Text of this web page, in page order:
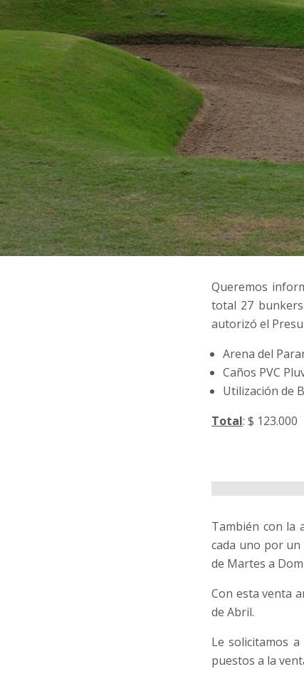
Queremos
total 27
autorizó el
Arena del
Caños PVC
Utilización de
Total: $ 123.000
También con la
cada uno por un
de Martes a
Con esta venta
de Abril.
Le solicitamos
puestos a la